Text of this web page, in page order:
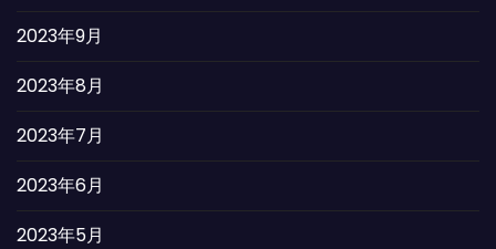
2023年9月
2023年8月
2023年7月
2023年6月
2023年5月